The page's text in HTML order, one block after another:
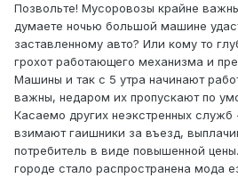
Позвольте! Мусоровозы крайне
думаете ночью большой машине
заставленному авто? Или кому то
грохот работающего механизма и
Машины и так с 5 утра начинают
важны, недаром их пропускают по
Касаемо других неэкстренных служб
взимают гаишники за въезд,
потребитель в виде повышенной
городе стало распространена мода